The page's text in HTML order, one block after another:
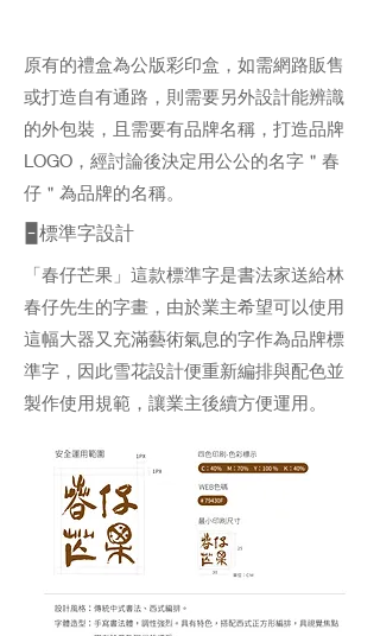
原有的禮盒為公版彩印盒，如需網路販售
或打造自有通路，則需要另外設計能辨識
的外包裝，且需要有品牌名稱，打造品牌
LOGO，經討論後決定用公公的名字＂春
仔＂為品牌的名稱。
🁢標準字設計
「春仔芒果」這款標準字是書法家送給林
春仔先生的字畫，由於業主希望可以使用
這幅大器又充滿藝術氣息的字作為品牌標
準字，因此雪花設計便重新編排與配色並
製作使用規範，讓業主後續方便運用。